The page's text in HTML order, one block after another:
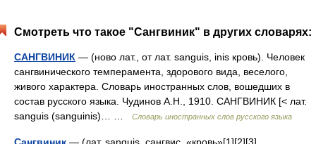
Смотреть что такое "Сангвиник" в других словарях:
САНГВИНИК — (ново лат., от лат. sanguis, inis кровь). Человек
сангвинического темперамента, здорового вида, веселого,
живого характера. Словарь иностранных слов, вошедших в
состав русского языка. Чудинов А.Н., 1910. САНГВИНИК [< лат.
sanguis (sanguinis)… …
Словарь иностранных слов русского языка